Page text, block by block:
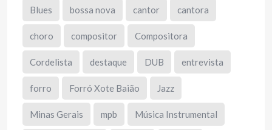
Blues bossa nova cantor cantora
choro compositor Compositora
Cordelista destaque DUB entrevista
forro Forró Xote Baião Jazz
Minas Gerais mpb Música Instrumental